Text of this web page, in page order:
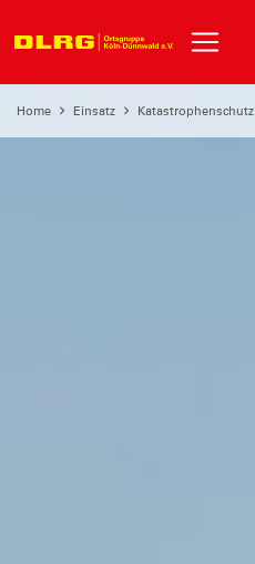
Home Einsatz Katastrophenschutz